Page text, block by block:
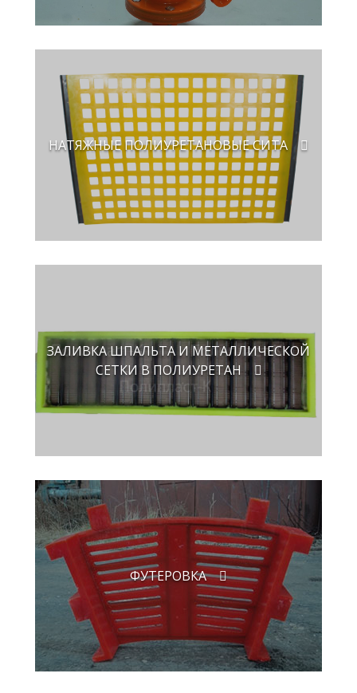
НАТЯЖНЫЕ ПОЛИУРЕТАНОВЫЕ СИТА
ЗАЛИВКА ШПАЛЬТА И МЕТАЛЛИЧЕСКОЙ
СЕТКИ В ПОЛИУРЕТАН
ФУТЕРОВКА